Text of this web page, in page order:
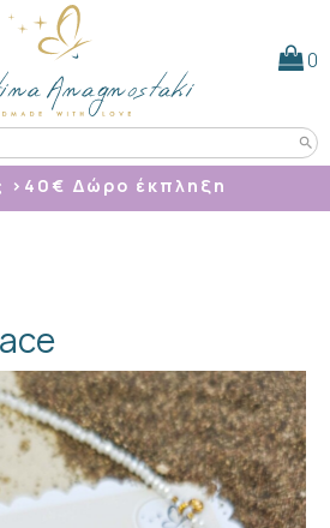
0
search
>40 € Δώρο έκπληξη